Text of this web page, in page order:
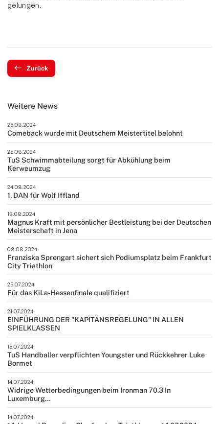
gelungen.
Zurück
Weitere News
25.08.2024
Comeback wurde mit Deutschem Meistertitel belohnt
25.08.2024
TuS Schwimmabteilung sorgt für Abkühlung beim
Kerweumzug
24.08.2024
1. DAN für Wolf Iffland
13.08.2024
Magnus Kraft mit persönlicher Bestleistung bei der Deutschen
Meisterschaft in Jena
08.08.2024
Franziska Sprengart sichert sich Podiumsplatz beim Frankfurt
City Triathlon
25.07.2024
Für das KiLa-Hessenfinale qualifiziert
21.07.2024
EINFÜHRUNG DER "KAPITÄNSREGELUNG" IN ALLEN
SPIELKLASSEN
15.07.2024
TuS Handballer verpflichten Youngster und Rückkehrer Luke
Bormet
14.07.2024
Widrige Wetterbedingungen beim Ironman 70.3 In
Luxemburg...
14.07.2024